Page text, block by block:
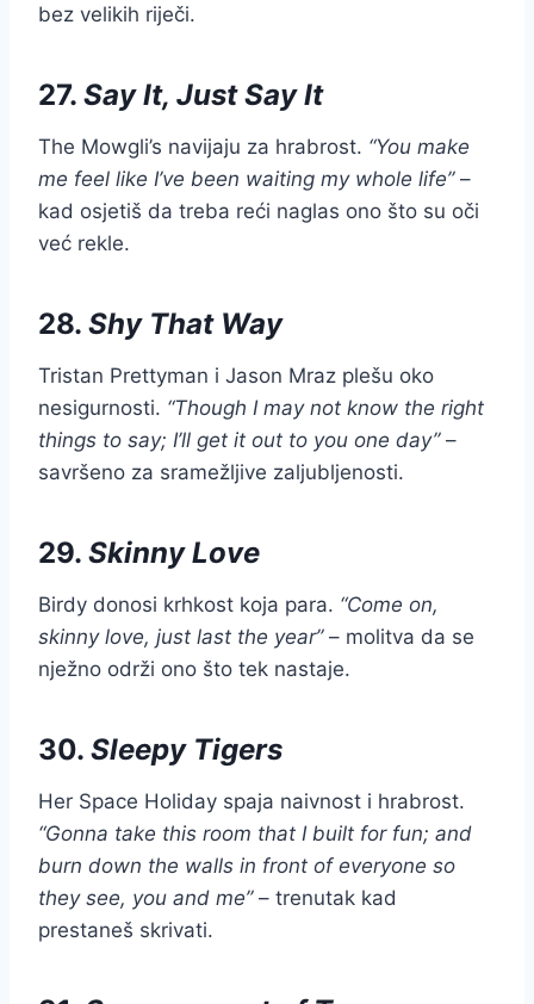
bez velikih riječi.
27. Say It, Just Say It
The Mowgli’s navijaju za hrabrost. “You make
me feel like I’ve been waiting my whole life”–
kad osjetiš da treba reći naglas ono što su oči
već rekle.
28. Shy That Way
Tristan Prettyman i Jason Mraz plešu oko
nesigurnosti. “Though I may not know the right
things to say; I’ll get it out to you one day”–
savršeno za sramežljive zaljubljenosti.
29. Skinny Love
Birdy donosi krhkost koja para. “Come on,
skinny love, just last the year”– molitva da se
nježno održi ono što tek nastaje.
30. Sleepy Tigers
Her Space Holiday spaja naivnost i hrabrost.
“Gonna take this room that I built for fun; and
burn down the walls in front of everyone so
they see, you and me”– trenutak kad
prestaneš skrivati.